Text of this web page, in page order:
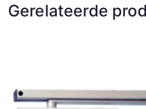
Gerelateerde